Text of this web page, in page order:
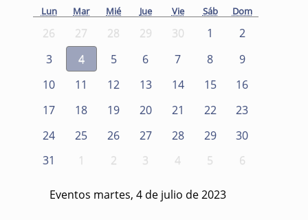
Lun Mar Mié Jue Vie Sáb Dom
26 27 28 29 30 1
2
3
4 5 6 7 8
9
10
11 12 13 14 15
16
17
18 19 20 21 22
23
24
25 26 27 28 29
30
31
1 2 3 4 5 6
Eventos martes, 4 de julio de 2023